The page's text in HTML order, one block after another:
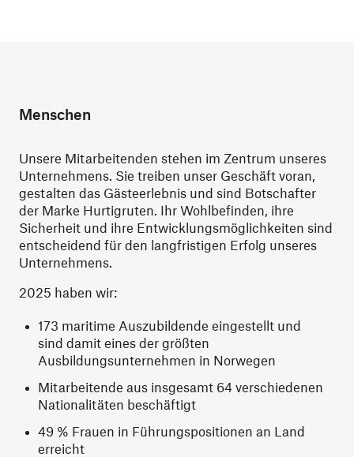
Menschen
Unsere Mitarbeitenden stehen im Zentrum unseres
Unternehmens. Sie treiben unser Geschäft voran,
gestalten das Gästeerlebnis und sind Botschafter
der Marke Hurtigruten. Ihr Wohlbefinden, ihre
Sicherheit und ihre Entwicklungsmöglichkeiten sind
entscheidend für den langfristigen Erfolg unseres
Unternehmens.
2025 haben wir:
173 maritime Auszubildende eingestellt und
sind damit eines der größten
Ausbildungsunternehmen in Norwegen
Mitarbeitende aus insgesamt 64 verschiedenen
Nationalitäten beschäftigt
49 % Frauen in Führungspositionen an Land
erreicht